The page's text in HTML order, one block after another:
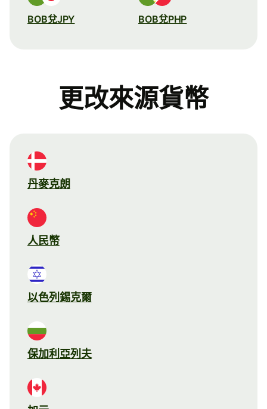
BOB兌JPY BOB兌PHP
更改來源貨幣
丹麥克朗
人民幣
以色列錫克爾
保加利亞列夫